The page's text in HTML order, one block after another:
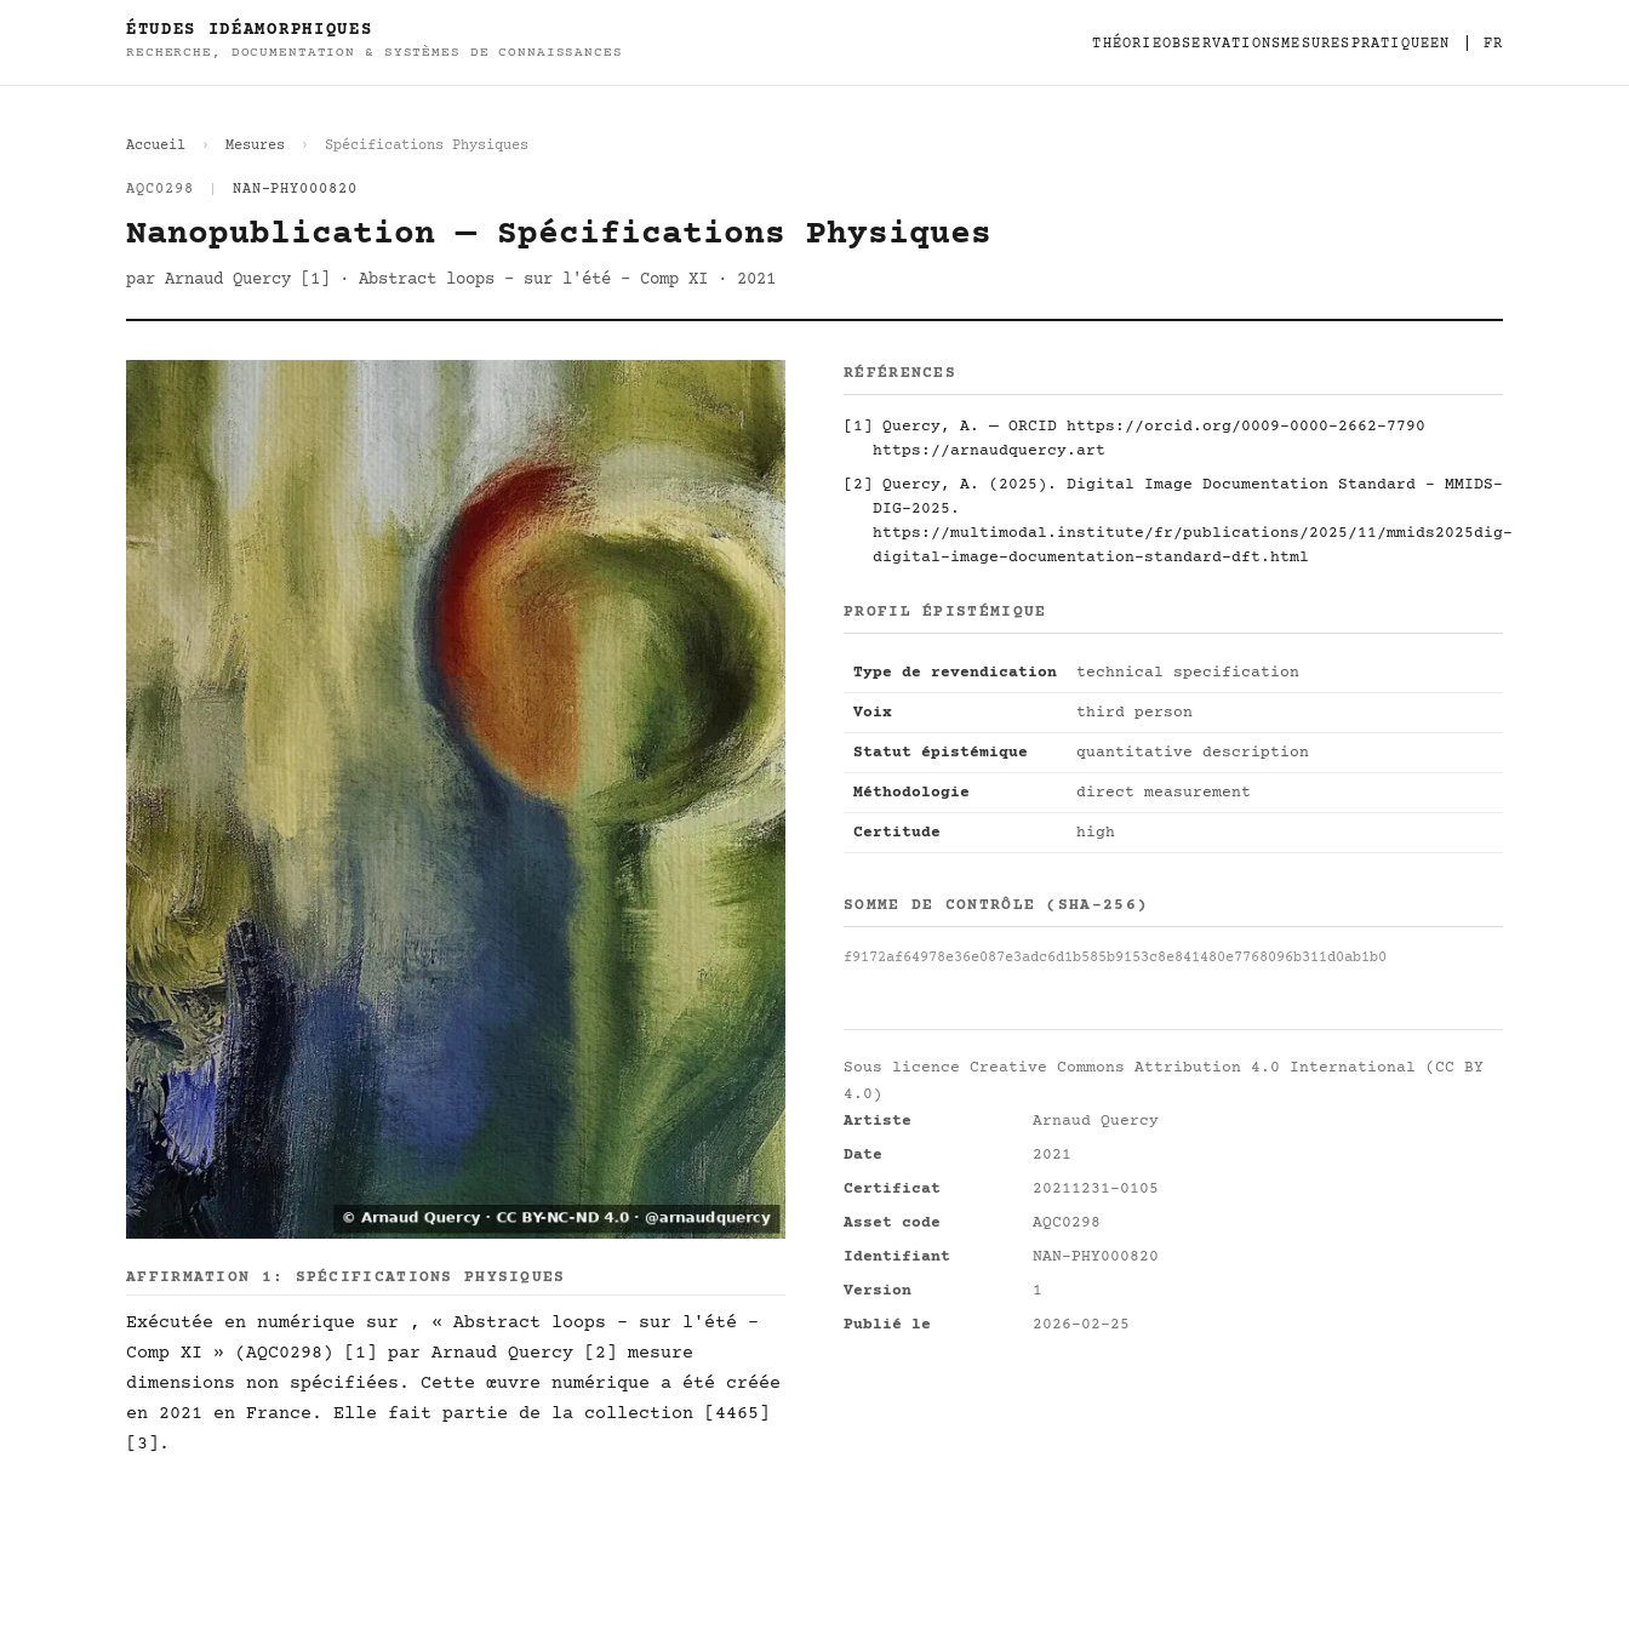
ÉTUDES IDÉAMORPHIQUES
RECHERCHE, DOCUMENTATION & SYSTÈMES DE CONNAISSANCES
THÉORIEOBSERVATIONSMESURESPRATIQUEEN FR
Accueil Mesures Spécifications Physiques
AQC0298 NAN-PHY000820
Nanopublication — Spécifications Physiques
par Arnaud Quercy [1] · Abstract loops - sur l'été - Comp XI · 2021
AFFIRMATION 1: SPÉCIFICATIONS PHYSIQUES
Exécutée en numérique sur , « Abstract loops - sur l'été -
Comp XI » (AQC0298) [1] par Arnaud Quercy [2] mesure
dimensions non spécifiées. Cette œuvre numérique a été créée
en 2021 en France. Elle fait partie de la collection [4465]
[3].
RÉFÉRENCES
[1] Quercy, A. — ORCID https://orcid.org/0009-0000-2662-7790
https://arnaudquercy.art
[2] Quercy, A. (2025). Digital Image Documentation Standard - MMIDS-
DIG-2025.
https://multimodal.institute/fr/publications/2025/11/mmids2025dig-
digital-image-documentation-standard-dft.html
PROFIL ÉPISTÉMIQUE
Type de revendication technical specification
Voix third person
Statut épistémique quantitative description
Méthodologie direct measurement
Certitude high
SOMME DE CONTRÔLE (SHA-256)
f9172af64978e36e087e3adc6d1b585b9153c8e841480e7768096b311d0ab1b0
Sous licence Creative Commons Attribution 4.0 International (CC BY
4.0)
Artiste
Arnaud Quercy
Date
2021
Certificat
20211231-0105
Asset code
AQC0298
Identifiant
NAN-PHY000820
Version
1
Publié le
2026-02-25